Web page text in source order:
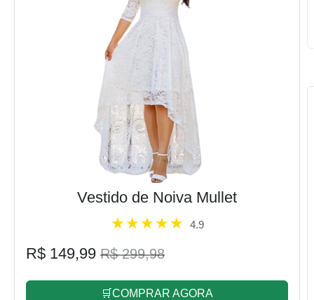
Vestido de Noiva Mullet
4.9
R$ 149,99 R$ 299,98
🛒COMPRAR AGORA